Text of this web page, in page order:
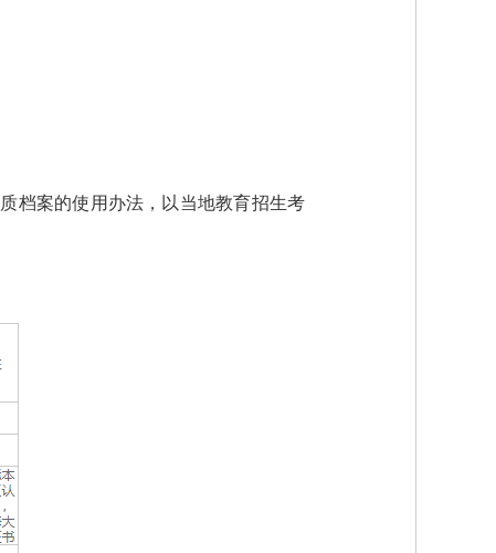
档案的使用办法，以当地教育招生考